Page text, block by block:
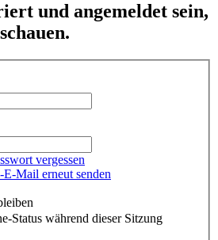
und angemeldet sein,
vergessen
Mail erneut senden
Status während dieser Sitzung